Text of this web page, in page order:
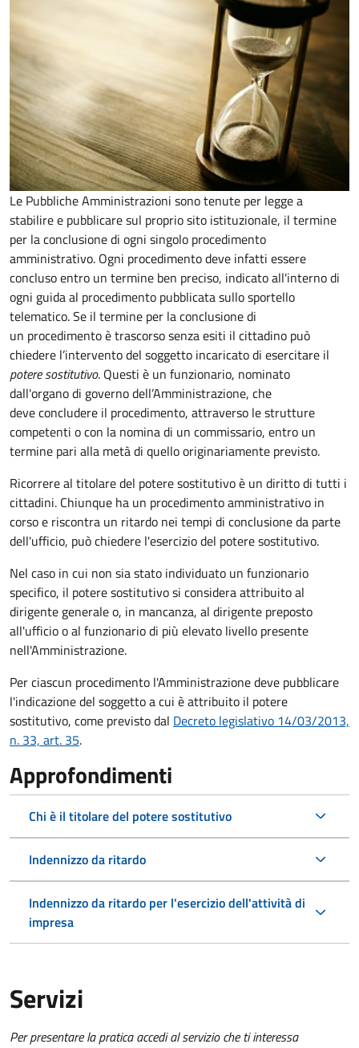
Le Pubbliche Amministrazioni sono tenute per legge a
stabilire e pubblicare sul proprio sito istituzionale, il termine
per la conclusione di ogni singolo procedimento
amministrativo. Ogni procedimento deve infatti essere
concluso entro un termine ben preciso, indicato all'interno di
ogni guida al procedimento pubblicata sullo sportello
telematico. Se il termine per la conclusione di
un procedimento è trascorso senza esiti il cittadino può
chiedere l’intervento del soggetto incaricato di esercitare il
potere sostitutivo. Questi è un funzionario, nominato
dall'organo di governo dell’Amministrazione, che
deve concludere il procedimento, attraverso le strutture
competenti o con la nomina di un commissario, entro un
termine pari alla metà di quello originariamente previsto.
Ricorrere al titolare del potere sostitutivo è un diritto di tutti i
cittadini. Chiunque ha un procedimento amministrativo in
corso e riscontra un ritardo nei tempi di conclusione da parte
dell'ufficio, può chiedere l'esercizio del potere sostitutivo.
Nel caso in cui non sia stato individuato un funzionario
specifico, il potere sostitutivo si considera attribuito al
dirigente generale o, in mancanza, al dirigente preposto
all'ufficio o al funzionario di più elevato livello presente
nell'Amministrazione.
Per ciascun procedimento l'Amministrazione deve pubblicare
l'indicazione del soggetto a cui è attribuito il potere
sostitutivo, come previsto dal Decreto legislativo 14/03/2013,
n. 33, art. 35.
Approfondimenti
Chi è il titolare del potere sostitutivo
Indennizzo da ritardo
Indennizzo da ritardo per l'esercizio dell'attività di
impresa
Servizi
Per presentare la pratica accedi al servizio che ti interessa